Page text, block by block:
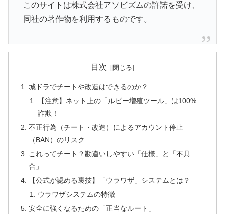
このサイトは株式会社アソビズムの許諾を受け、
同社の著作物を利用するものです。
目次
城ドラでチートや改造はできるのか？
【注意】ネット上の「ルビー増殖ツール」は100%
詐欺！
不正行為（チート・改造）によるアカウント停止
（BAN）のリスク
これってチート？勘違いしやすい「仕様」と「不具
合」
【公式が認める裏技】「ウラワザ」システムとは？
ウラワザシステムの特徴
安全に強くなるための「正当なルート」